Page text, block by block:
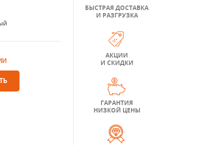
БЫСТРАЯ ДОСТАВКА
И РАЗГРУЗКА
АКЦИИ
И СКИДКИ
ГАРАНТИЯ
НИЗКОЙ ЦЕНЫ